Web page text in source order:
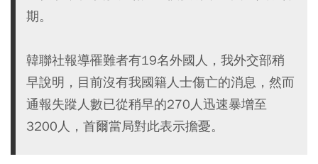
期。
韓聯社報導罹難者有19名外國人，我外交部稍
早說明，目前沒有我國籍人士傷亡的消息，然而
通報失蹤人數已從稍早的270人迅速暴增至
3200人，首爾當局對此表示擔憂。